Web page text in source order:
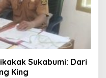
Sukabumi: Dari
King